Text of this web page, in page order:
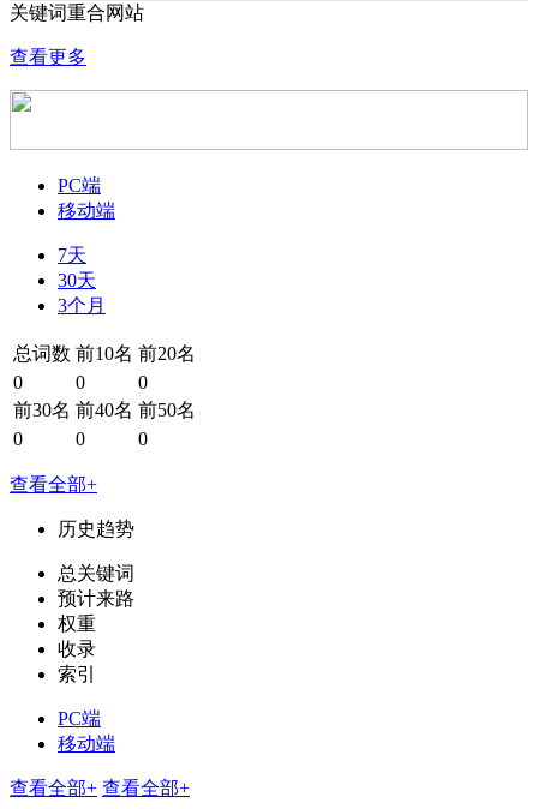
关键词重合网站
查看更多
PC端
移动端
7天
30天
3个月
总词数 前10名 前20名
0
0
0
前30名 前40名 前50名
0
0 0
查看全部+
历史趋势
总关键词
预计来路
权重
收录
索引
PC端
移动端
查看全部+ 查看全部+